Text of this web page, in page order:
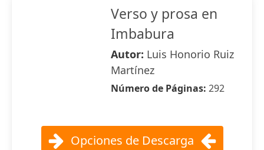
Verso y prosa en
Imbabura
Autor: Luis Honorio Ruiz
Martínez
Número de Páginas: 292
Opciones de Descarga